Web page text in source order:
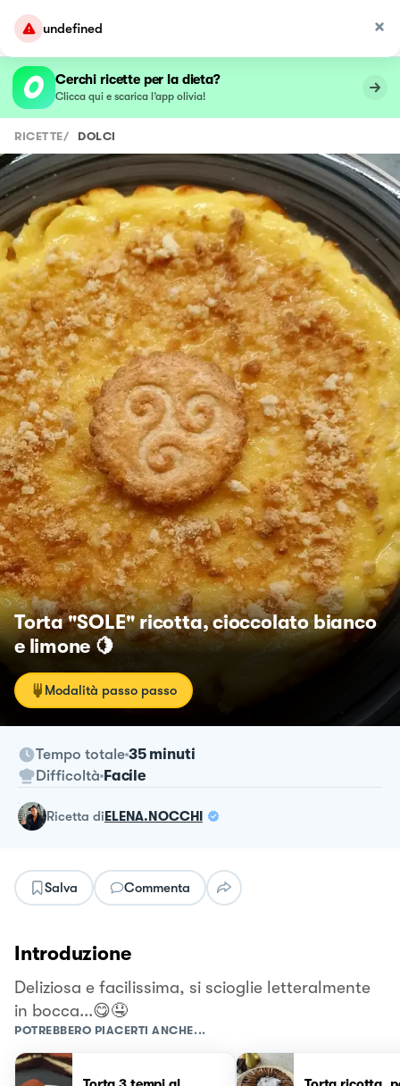
undefined
Cerchi ricette per la dieta?
Clicca qui e scarica l’app olivia!
RICETTE/ DOLCI
Torta "SOLE" ricotta, cioccolato bianco
e limone 🍋
Modalità passo passo
Tempo totale 35 minuti
Difficoltà Facile
ricetta diELENA.NOCCHI
Salva Commenta
Introduzione
Deliziosa e facilissima, si scioglie letteralmente
in bocca...😋🤤
POTREBBERO PIACERTI ANCHE...